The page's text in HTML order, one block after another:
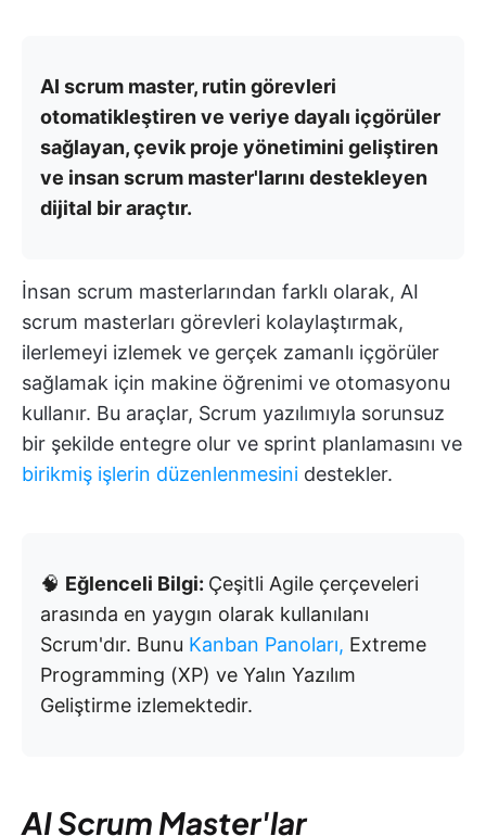
AI scrum master, rutin görevleri
otomatikleştiren ve veriye dayalı içgörüler
sağlayan, çevik proje yönetimini geliştiren
ve insan scrum master'larını destekleyen
dijital bir araçtır.
İnsan scrum masterlarından farklı olarak, AI
scrum masterları görevleri kolaylaştırmak,
ilerlemeyi izlemek ve gerçek zamanlı içgörüler
sağlamak için makine öğrenimi ve otomasyonu
kullanır. Bu araçlar, Scrum yazılımıyla sorunsuz
bir şekilde entegre olur ve sprint planlamasını ve
birikmiş işlerin düzenlenmesini destekler.
🧠 Eğlenceli Bilgi: Çeşitli Agile çerçeveleri
arasında en yaygın olarak kullanılanı
Scrum'dır. Bunu Kanban Panoları, Extreme
Programming (XP) ve Yalın Yazılım
Geliştirme izlemektedir.
AI Scrum Master'lar